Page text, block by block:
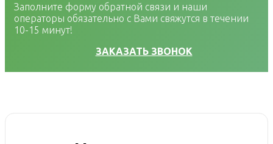
Заполните форму обратной связи и наши
операторы обязательно с Вами свяжутся в течении
10-15 минут!
ЗАКАЗАТЬ ЗВОНОК